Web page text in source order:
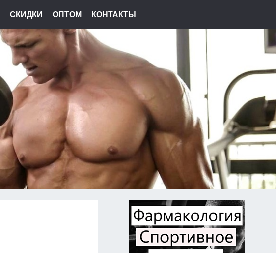
СКИДКИ ОПТОМ КОНТАКТЫ